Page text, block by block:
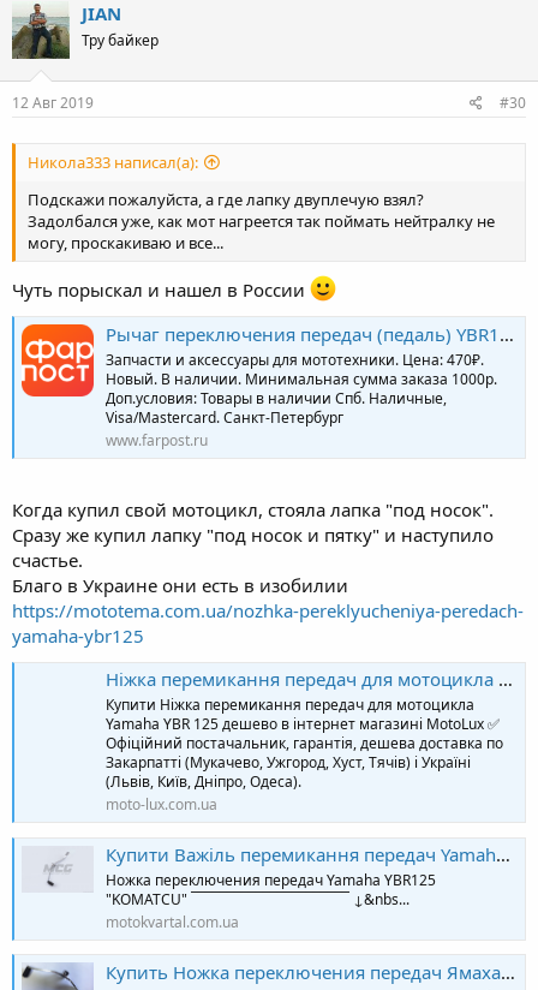
JIAN
Тру байкер
12 Авг 2019 #30
Никола333 написал(а):
Подскажи пожалуйста, а где лапку двуплечую взял?
Задолбался уже, как мот нагреется так поймать нейтралку не
могу, проскакиваю и все...
Чуть порыскал и нашел в России
Рычаг переключения передач (педаль) YBR125 - Мотозапчасти в Санкт-Петербурге
Запчасти и аксессуары для мототехники. Цена: 470₽.
Новый. В наличии. Минимальная сумма заказа 1000р.
Доп.условия: Товары в наличии Спб. Наличные,
Visa/Mastercard. Санкт-Петербург
www.farpost.ru
Когда купил свой мотоцикл, стояла лапка "под носок".
Сразу же купил лапку "под носок и пятку" и наступило
счастье.
Благо в Украине они есть в изобилии
https://mototema.com.ua/nozhka-pereklyucheniya-peredach-
yamaha-ybr125
Ніжка перемикання передач для мотоцикла Yamaha YBR 125
Купити Ніжка перемикання передач для мотоцикла
Yamaha YBR 125 дешево в інтернет магазині MotoLux ✅
Офіційний постачальник, гарантія, дешева доставка по
Закарпатті (Мукачево, Ужгород, Хуст, Тячів) і Україні
(Львів, Київ, Дніпро, Одеса).
moto-lux.com.ua
Купити Важіль перемикання передач Yamaha YBR125 (KOMATCU) (27941) з доставкою | мото магазин в Києві
Ножка переключения передач Yamaha YBR125
"KOMATCU" ‾‾‾‾‾‾‾‾‾‾‾‾‾‾‾‾‾‾‾‾‾‾ ↓&nbs...
motokvartal.com.ua
Купить Ножка переключения передач Ямаха YBR-125: цена в Харькове, Киев, Одесса, Львов, Днепр. ProductCategory.caption от "MotoMafia" - 475853745. Большой выбор.